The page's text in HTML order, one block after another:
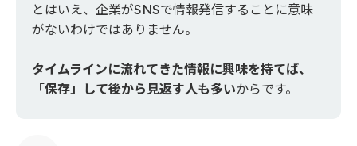
とはいえ、企業がSNSで情報発信することに意味
がないわけではありません。
タイムラインに流れてきた情報に興味を持てば、
「保存」して後から見返す人も多いからです。